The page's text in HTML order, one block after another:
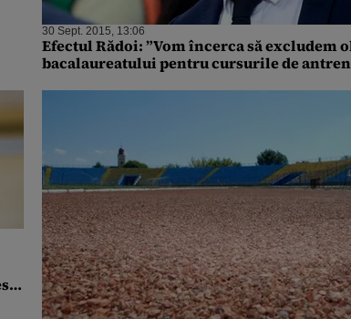
30 Sept. 2015, 13:06
Efectul Rădoi: ”Vom încerca să excludem
bacalaureatului pentru cursurile de